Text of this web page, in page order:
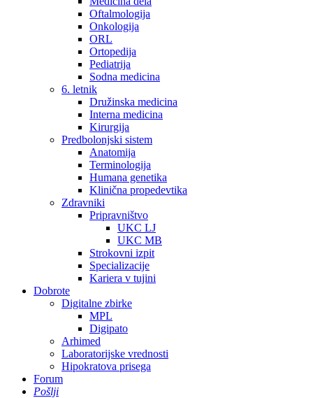
Oftalmologija
Onkologija
ORL
Ortopedija
Pediatrija
Sodna medicina
6. letnik
Družinska medicina
Interna medicina
Kirurgija
Predbolonjski sistem
Anatomija
Terminologija
Humana genetika
Klinična propedevtika
Zdravniki
Pripravništvo
UKC LJ
UKC MB
Strokovni izpit
Specializacije
Kariera v tujini
Dobrote
Digitalne zbirke
MPL
Digipato
Arhimed
Laboratorijske vrednosti
Hipokratova prisega
Forum
Pošlji